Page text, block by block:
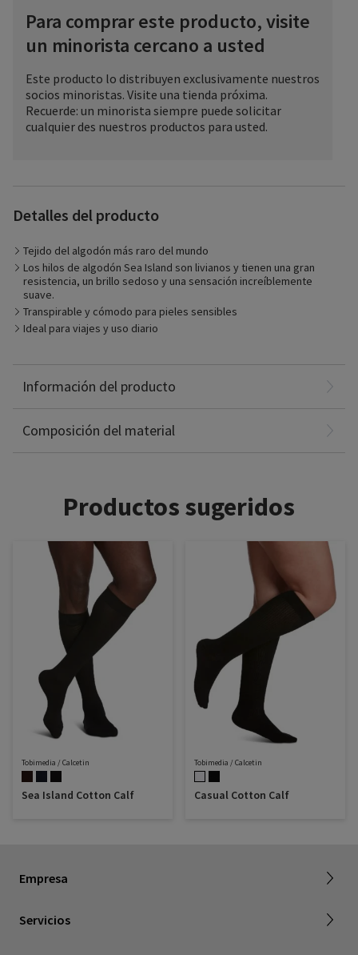
Para comprar este producto, visite
un minorista cercano a usted
Este producto lo distribuyen exclusivamente nuestros
socios minoristas. Visite una tienda próxima.
Recuerde: un minorista siempre puede solicitar
cualquier des nuestros productos para usted.
Detalles del producto
Tejido del algodón más raro del mundo
Los hilos de algodón Sea Island son livianos y tienen una gran
resistencia, un brillo sedoso y una sensación increíblemente
suave.
Transpirable y cómodo para pieles sensibles
Ideal para viajes y uso diario
Información del producto
Prenda recomendada para
» Piernas cansadas, pesadas, inquietas, con dolor
Composición del material
Spandex: 11%
Supima® Cotton: 7%
Productos sugeridos
Tobimedia / Calcetin
Sea Island Cotton Calf
Tobimedia / Calcetin
Casual Cotton Calf
Empresa
Trabajar con nostros
Servicios